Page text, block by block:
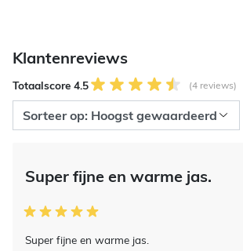
Klantenreviews
Totaalscore 4.5 (4 reviews)
Super fijne en warme jas.
Super fijne en warme jas.